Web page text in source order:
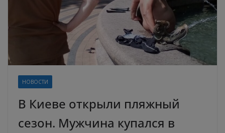
НОВОСТИ
В Киеве открыли пляжный
сезон. Мужчина купался в